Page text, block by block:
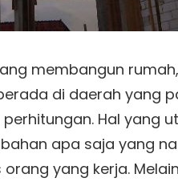
membangun
di daerah yang
Hal yang
apa saja yang
yang kerja.